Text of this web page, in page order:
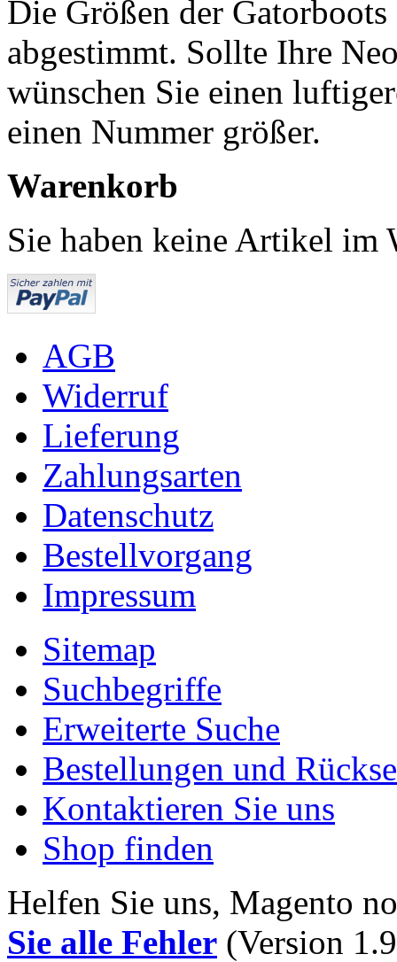
Die Größen der
abgestimmt. Sollte Ihre
wünschen Sie einen
einen Nummer größer.
Warenkorb
Sie haben keine Artikel im
AGB
Widerruf
Lieferung
Zahlungsarten
Datenschutz
Bestellvorgang
Impressum
Sitemap
Suchbegriffe
Erweiterte Suche
Bestellungen und
Kontaktieren Sie uns
Shop finden
Helfen Sie uns, Magento
Sie alle Fehler (Version